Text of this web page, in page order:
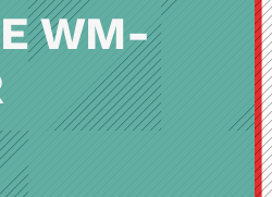
WM-